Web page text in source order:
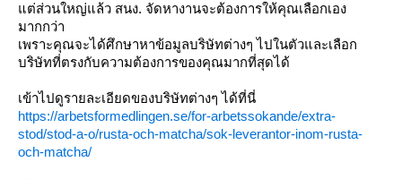
ต่ส่วนใหญ่แล้ว สนง. จัดหางานจะต้องการให้คุณเลือกเอง
มากกว่า
เพราะคุณจะได้ศึกษาหาข้อมูลบริษัทต่างๆ ไปในตัวและเลือก
บริษัทที่ตรงกับความต้องการของคุณมากที่สุดได้
เข้าไปดูรายละเอียดของบริษัทต่างๆ ได้ที่นี่
https://arbetsformedlingen.se/for-arbetssokande/extra-
stod/stod-a-o/rusta-och-matcha/sok-leverantor-inom-rusta-
och-matcha/